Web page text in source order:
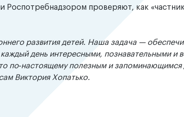
Роспотребнадзором проверяют, как
развития детей. Наша задача —
день интересными, познавательными и
по‑настоящему полезным и
Виктория Хопатько.